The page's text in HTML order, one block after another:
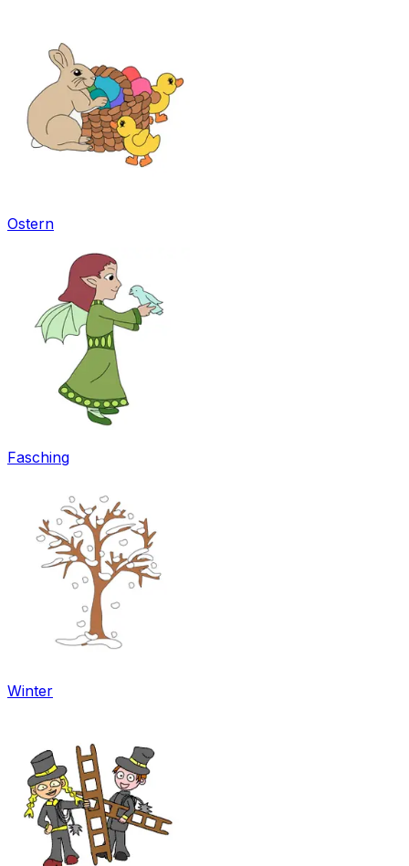
Ostern
Fasching
Winter